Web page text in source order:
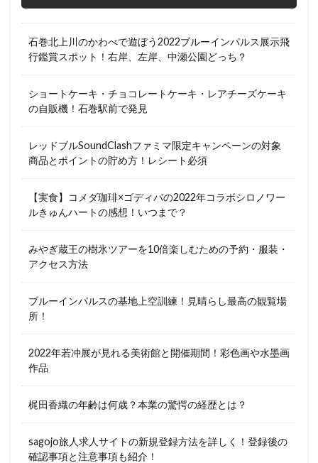
石巻北上川のかわべで遊ぼう2022ブルーインパルス展示飛
行鑑賞スポット！右岸、左岸、中瀬公園どっち？
ショートケーキ・チョコレートケーキ・レアチーズケーキ
の自販機！石巻駅前で発見
レッドブルSoundClashファミマ限定キャンペーンの対象
商品とポイントの貯め方！レシート必須
【実食】コメダ珈琲×ゴディバの2022年コラボシロノワー
ルきゅんハートの感想！いつまで？
みやぎ蔵王の樹氷ツアーを10倍楽しむための予約・服装・
アクセス方法
ブルーインパルスの基地上空訓練！見晴らし最高の観覧場
所！
2022年若冲展が見れる美術館と開催期間！彩色画や水墨画
作品
梶田香織の年齢は何歳？本業の驚愕の経歴とは？
sagojo旅人求人サイトの新規登録方法を詳しく！登録後の
確認事項と注意事項も紹介！